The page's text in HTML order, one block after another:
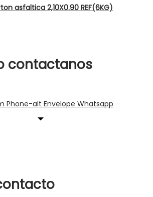
asfaltica 2,10X0.90 REF(6KG)
contactanos
Phone-alt Envelope Whatsapp